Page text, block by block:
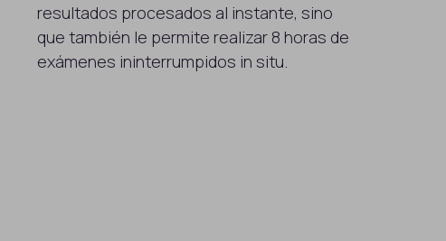
resultados procesados al instante, sino
que también le permite realizar 8 horas de
exámenes ininterrumpidos in situ.